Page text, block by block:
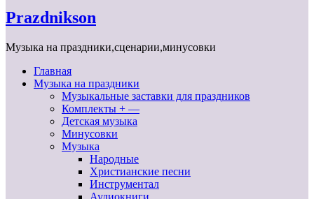
Prazdnikson
Музыка на праздники,сценарии,минусовки
Главная
Музыка на праздники
Музыкальные заставки для праздников
Комплекты + —
Детская музыка
Минусовки
Музыка
Народные
Христианские песни
Инструментал
Аудиокниги